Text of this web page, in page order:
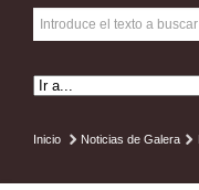
Inicio Noticias de Galera